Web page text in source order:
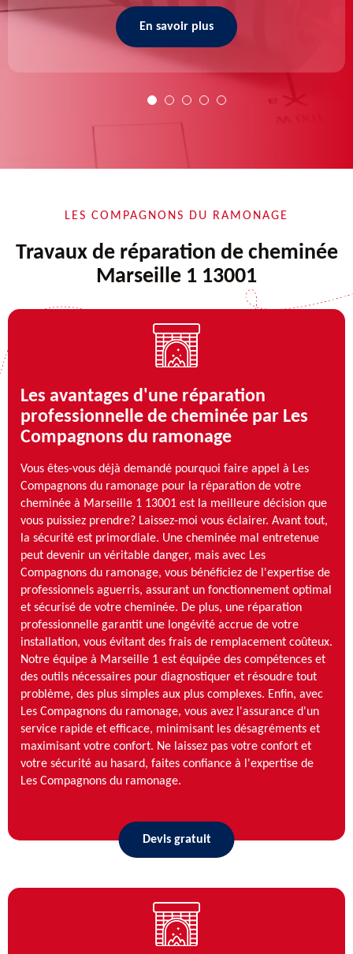
En savoir plus
LES COMPAGNONS DU RAMONAGE
Travaux de réparation de cheminée
Marseille 1 13001
Les avantages d'une réparation
professionnelle de cheminée par Les
Compagnons du ramonage
Vous êtes-vous déjà demandé pourquoi faire appel à Les
Compagnons du ramonage pour la réparation de votre
cheminée à Marseille 1 13001 est la meilleure décision que
vous puissiez prendre? Laissez-moi vous éclairer. Avant tout,
la sécurité est primordiale. Une cheminée mal entretenue
peut devenir un véritable danger, mais avec Les
Compagnons du ramonage, vous bénéficiez de l'expertise de
professionnels aguerris, assurant un fonctionnement optimal
et sécurisé de votre cheminée. De plus, une réparation
professionnelle garantit une longévité accrue de votre
installation, vous évitant des frais de remplacement coûteux.
Notre équipe à Marseille 1 est équipée des compétences et
des outils nécessaires pour diagnostiquer et résoudre tout
problème, des plus simples aux plus complexes. Enfin, avec
Les Compagnons du ramonage, vous avez l'assurance d'un
service rapide et efficace, minimisant les désagréments et
maximisant votre confort. Ne laissez pas votre confort et
votre sécurité au hasard, faites confiance à l'expertise de
Les Compagnons du ramonage.
Devis gratuit